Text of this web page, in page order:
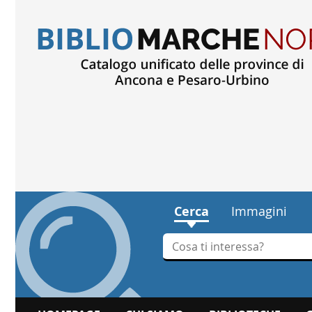
Cerca Immagini
Cerca su "Cerca"